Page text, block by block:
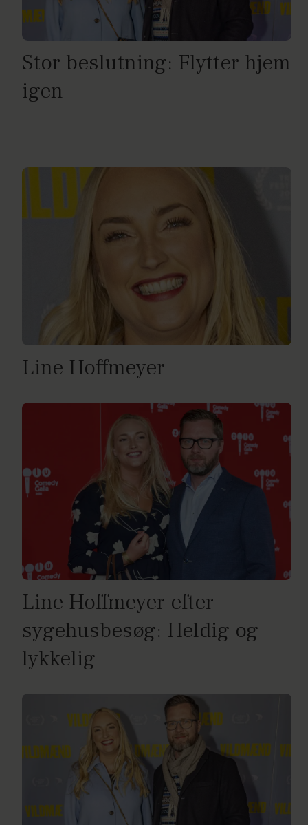
Stor beslutning: Flytter hjem
igen
Line Hoffmeyer
Line Hoffmeyer efter
sygehusbesøg: Heldig og
lykkelig